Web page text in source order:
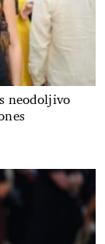
neodoljivo